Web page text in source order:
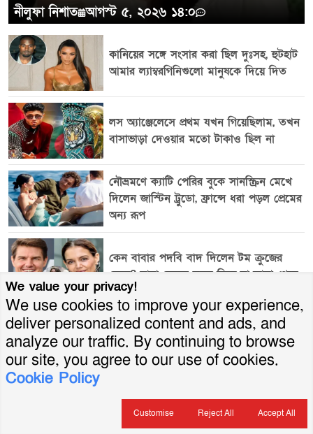
নীলুফা নিশাত আগস্ট ৫, ২০২৬ ১৪:০
কানিয়ের সঙ্গে সংসার করা ছিল দুঃসহ, হুটহাট
আমার ল্যাম্বরগিনিগুলো মানুষকে দিয়ে দিত
লস অ্যাঞ্জেলেসে প্রথম যখন গিয়েছিলাম, তখন
বাসাভাড়া দেওয়ার মতো টাকাও ছিল না
নৌভ্রমণে ক্যাটি পেরির বুকে সানস্ক্রিন মেখে
দিলেন জাস্টিন ট্রুডো, ফ্রান্সে ধরা পড়ল প্রেমের
অন্য রূপ
কেন বাবার পদবি বাদ দিলেন টম ক্রুজের
মেয়ে? বাবা-মেয়ের দূরত্ব নিয়ে যা জানা গেছে
তথ্যপ্রযুক্তি
We value your privacy!
We use cookies to improve your experience,
deliver personalized content and ads, and
analyze our traffic. By continuing to browse
our site, you agree to our use of cookies.
Cookie Policy
Customise Reject All Accept All